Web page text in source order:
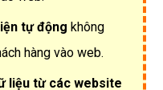
tự động không
hàng vào web.
liệu từ các website